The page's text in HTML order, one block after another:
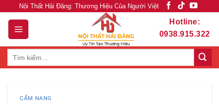
content
Nội Thất Hải Đăng: Thương Hiệu Của Người Việt
Hotline:
0938.915.322
CẨM NANG